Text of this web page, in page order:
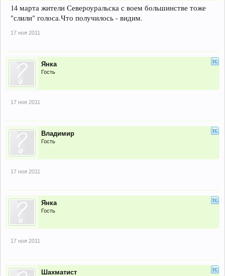
14 марта жители Североуральска с воем большинстве тоже
"слили" голоса.Что получилось - видим.
17 ноя 2011
Янка
Гость
17 ноя 2011
Владимир
Гость
17 ноя 2011
Янка
Гость
17 ноя 2011
Шахматист